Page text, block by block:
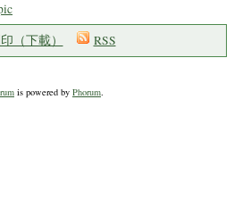
（下載）
RSS
is powered by Phorum.